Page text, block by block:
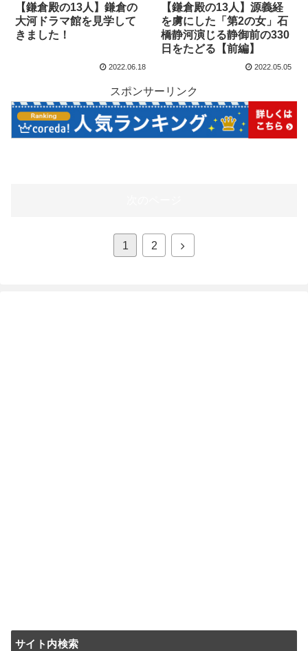
【鎌倉殿の13人】鎌倉の
大河ドラマ館を見学して
きました！
2022.06.18
【鎌倉殿の13人】源義経
を虜にした「第2の女」石
橋静河演じる静御前の330
日をたどる【前編】
2022.05.05
スポンサーリンク
1 2
サイト内検索